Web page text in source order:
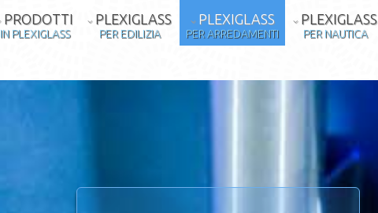
PRODOTTI
IN PLEXIGLASS
PLEXIGLASS
PER EDILIZIA
PLEXIGLASS
PER ARREDAMENTI
PLEXIGLASS
PER NAUTICA